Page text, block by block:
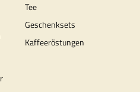
Tee
Geschenksets
Kaffeeröstungen